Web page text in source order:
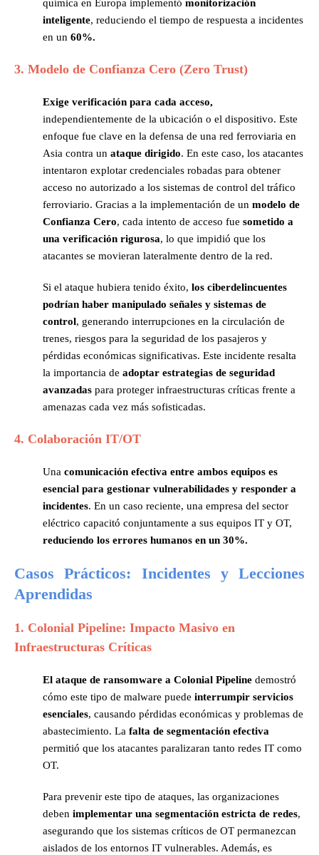
química en Europa implementó monitorización
inteligente, reduciendo el tiempo de respuesta a incidentes
en un 60%.
3. Modelo de Confianza Cero (Zero Trust)
Exige verificación para cada acceso,
independientemente de la ubicación o el dispositivo. Este
enfoque fue clave en la defensa de una red ferroviaria en
Asia contra un ataque dirigido. En este caso, los atacantes
intentaron explotar credenciales robadas para obtener
acceso no autorizado a los sistemas de control del tráfico
ferroviario. Gracias a la implementación de un modelo de
Confianza Cero, cada intento de acceso fue sometido a
una verificación rigurosa, lo que impidió que los
atacantes se movieran lateralmente dentro de la red.
Si el ataque hubiera tenido éxito, los ciberdelincuentes
podrían haber manipulado señales y sistemas de
control, generando interrupciones en la circulación de
trenes, riesgos para la seguridad de los pasajeros y
pérdidas económicas significativas. Este incidente resalta
la importancia de adoptar estrategias de seguridad
avanzadas para proteger infraestructuras críticas frente a
amenazas cada vez más sofisticadas.
4. Colaboración IT/OT
Una comunicación efectiva entre ambos equipos es
esencial para gestionar vulnerabilidades y responder a
incidentes. En un caso reciente, una empresa del sector
eléctrico capacitó conjuntamente a sus equipos IT y OT,
reduciendo los errores humanos en un 30%​.
Casos Prácticos: Incidentes y Lecciones
Aprendidas
1. Colonial Pipeline: Impacto Masivo en
Infraestructuras Críticas
El ataque de ransomware a Colonial Pipeline demostró
cómo este tipo de malware puede interrumpir servicios
esenciales, causando pérdidas económicas y problemas de
abastecimiento. La falta de segmentación efectiva
permitió que los atacantes paralizaran tanto redes IT como
OT.
Para prevenir este tipo de ataques, las organizaciones
deben implementar una segmentación estricta de redes,
asegurando que los sistemas críticos de OT permanezcan
aislados de los entornos IT vulnerables. Además, es